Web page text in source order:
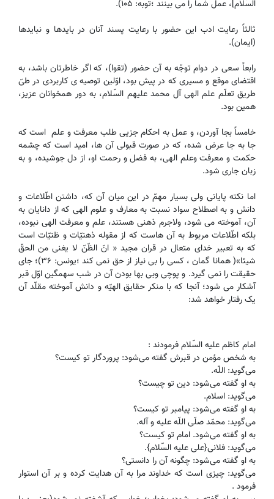
السّلام]، عمل شما را می بینند ؛توبه: ۱۰۵).
ثالثاً رعایت ادب این حضور با رعایت پسند آنان در بایدها و نبایدها
(ایمان).
رابعاً سعی در دوام توجّه به آن حضور (تقوا)، که اگر خاطرتان باشد، به
اقتضای موقع و مسیری که در پیش بود، اوّلین توصیه ی کاربردی در طیّ
طریق تعلّم علم الهی آل محمد علیهم السّلام، به دور همخوانان عزیز،
همین بود.
خامساً بجا آوردن، و عمل به احکام جزیی طلب معرفت و علم است که
جا به جا عرض شده، که در صورت قبولی آن ها، امید است که چشمه
حکمت و معرفت وعلم الهی، به فضل و رحمت او، از دل جوشیده، و به
زبان جاری شود.
اما نکته پایانی ولی بسیار مهمّ در این میان آن که، داشتن اطّلاعات ‌و
دانش و به اصطلاح سواد نسبت به معارف و علوم الهی که از دانایان به
آن، آموخته می شود، ولاجرم ذهنی هستند، علم و معرفت الهی نبوده،
بلکه اطّلاعات مربوط به آن هاست که از مقوله ذهنیّات و ظنیّات است
که به تعبیر خدای متعال در قران مجید « انّ الظّنّ لا یغنی من الحقّ
شیئا»( همانا گمان ، کسی را بی نیاز از حق نمی کند ؛یونس: ۳۶)؛ جای
حقیقت را نمی گیرد. و پوچی وبی بها بودن آن در شب سهمگین اوّل قبر
آشکار می شود؛ آنجا که با منکر حقایق الهیّه و دانش آموخته مقلّد آن
یک رفتار خواهد شد:
امام كاظم عليه السّلام فرمودند :
به شخص مؤمن در قبرش گفته مى‌شود: پروردگار تو كيست‌؟
مى‌گويد: اللّه.
به او گفته مى‌شود: دين تو چيست‌؟
مى‌گويد: اسلام.
به او گفته مى‌شود: پيامبر تو كيست‌؟
مى‌گويد: محمّد صلّى اللّه عليه و آله.
به او گفته مى‌شود. امام تو كيست‌؟
مى‌گويد: فلانى{على عليه السّلام}.
به او گفته مى‌شود: چگونه آن را دانستى‌؟
مى‌گويد: چیزی است كه خداوند مرا به آن هدايت کرده و بر آن استوار
فرمود .